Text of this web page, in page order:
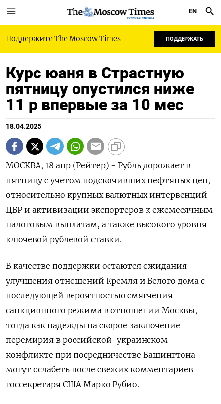
РУССКАЯ СЛУЖБА
EN
Поддержите The Moscow Times ПОДДЕРЖАТЬ
Курс юаня в Страстную
пятницу опустился ниже
11 р впервые за 10 мес
18.04.2025
МОСКВА, 18 апр (Рейтер) - Рубль дорожает в
пятницу с учетом подскочивших нефтяных цен,
относительно крупных валютных интервенций
ЦБР и активизации экспортеров к ежемесячным
налоговым выплатам, а также высокого уровня
ключевой рублевой ставки.
В качестве поддержки остаются ожидания
улучшения отношений Кремля и Белого дома с
последующей вероятностью смягчения
санкционного режима в отношении Москвы,
тогда как надежды на скорое заключение
перемирия в российской-украинском
конфликте при посредничестве Вашингтона
могут ослабеть после свежих комментариев
госсекретаря США Марко Рубио.